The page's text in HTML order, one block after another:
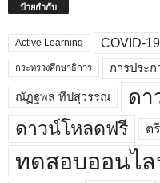
ป้ายกำกับ
Active Learning COVID-19
กระทรวงศึกษาธิการ การประก
ณัฏฐพล ทีปสุวรรณ ดา
ดาวน์โหลดฟรี ต
ทดสอบออนไ